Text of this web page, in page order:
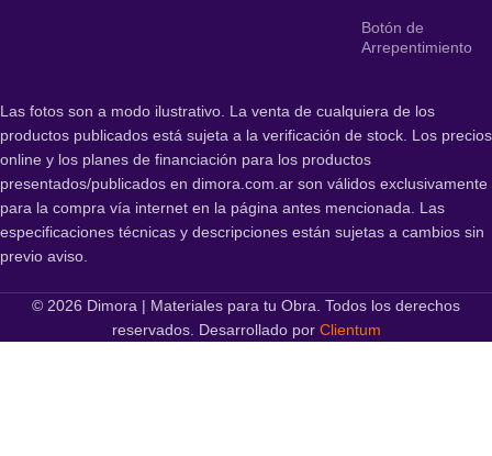
Botón de
Arrepentimiento
Las fotos son a modo ilustrativo. La venta de cualquiera de los
productos publicados está sujeta a la verificación de stock. Los precios
online y los planes de financiación para los productos
presentados/publicados en dimora.com.ar son válidos exclusivamente
para la compra vía internet en la página antes mencionada. Las
especificaciones técnicas y descripciones están sujetas a cambios sin
previo aviso.
© 2026 Dimora | Materiales para tu Obra. Todos los derechos
reservados. Desarrollado por Clientum